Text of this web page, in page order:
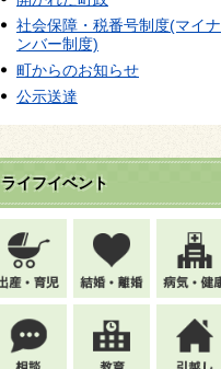
社会保障・税番号制度(マイナ
ンバー制度)
町からのお知らせ
公示送達
ライフイベント